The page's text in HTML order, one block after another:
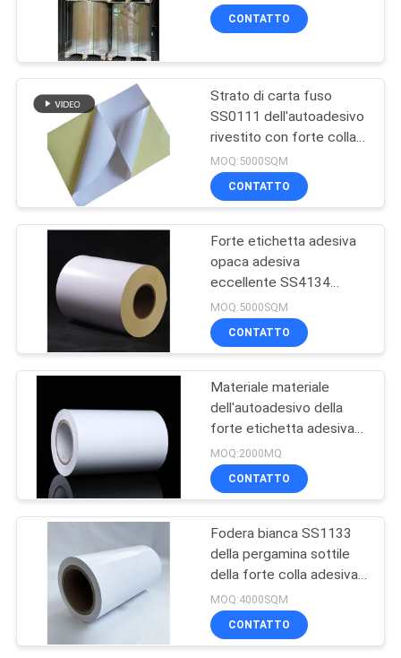
MAPPA
SITO
PRIVACY
POLICY
Autoadesivo
adesivo del codice a
barre
34
Autoadesivo
dell'etichetta
adesiva
Forte materiale
adesivo eccellente
dell'etichetta della
colla
13
1530mm
CONTATTO
Strato di carta fuso
SS0111 dell'autoadesivo
rivestito con forte colla
adesiva eccellente
MOQ:5000SQM
CONTATTO
Forte etichetta adesiva
opaca adesiva
eccellente SS4134
materiale della colla
75um dei pp
MOQ:5000SQM
CONTATTO
Materiale materiale
dell'autoadesivo della
forte etichetta adesiva
eccellente lucida della
colla di SS4833 pp
MOQ:2000MQ
CONTATTO
Fodera bianca SS1133
della pergamina sottile
della forte colla adesiva
eccellente lucida 80G dei
semi
MOQ:4000SQM
CONTATTO